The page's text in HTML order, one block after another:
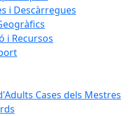
i Descàrregues
i Recursos
Cases dels Mestres